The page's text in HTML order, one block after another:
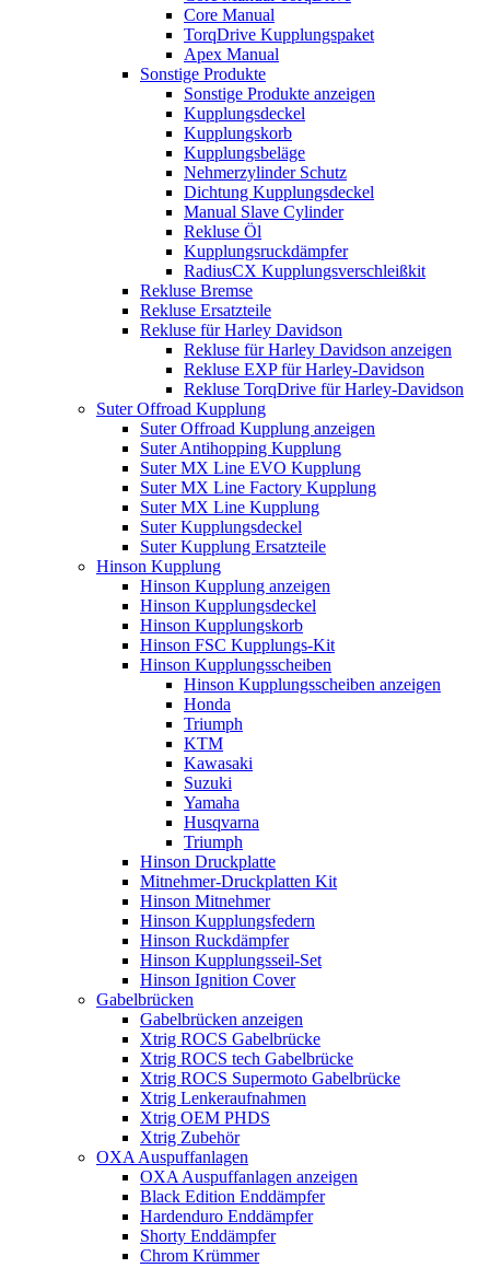
Core Manual
TorqDrive Kupplungspaket
Apex Manual
Sonstige Produkte
Sonstige Produkte anzeigen
Kupplungsdeckel
Kupplungskorb
Kupplungsbeläge
Nehmerzylinder Schutz
Dichtung Kupplungsdeckel
Manual Slave Cylinder
Rekluse Öl
Kupplungsruckdämpfer
RadiusCX Kupplungsverschleißkit
Rekluse Bremse
Rekluse Ersatzteile
Rekluse für Harley Davidson
Rekluse für Harley Davidson anzeigen
Rekluse EXP für Harley-Davidson
Rekluse TorqDrive für Harley-Davidson
Suter Offroad Kupplung
Suter Offroad Kupplung anzeigen
Suter Antihopping Kupplung
Suter MX Line EVO Kupplung
Suter MX Line Factory Kupplung
Suter MX Line Kupplung
Suter Kupplungsdeckel
Suter Kupplung Ersatzteile
Hinson Kupplung
Hinson Kupplung anzeigen
Hinson Kupplungsdeckel
Hinson Kupplungskorb
Hinson FSC Kupplungs-Kit
Hinson Kupplungsscheiben
Hinson Kupplungsscheiben anzeigen
Honda
Triumph
KTM
Kawasaki
Suzuki
Yamaha
Husqvarna
Triumph
Hinson Druckplatte
Mitnehmer-Druckplatten Kit
Hinson Mitnehmer
Hinson Kupplungsfedern
Hinson Ruckdämpfer
Hinson Kupplungsseil-Set
Hinson Ignition Cover
Gabelbrücken
Gabelbrücken anzeigen
Xtrig ROCS Gabelbrücke
Xtrig ROCS tech Gabelbrücke
Xtrig ROCS Supermoto Gabelbrücke
Xtrig Lenkeraufnahmen
Xtrig OEM PHDS
Xtrig Zubehör
OXA Auspuffanlagen
OXA Auspuffanlagen anzeigen
Black Edition Enddämpfer
Hardenduro Enddämpfer
Shorty Enddämpfer
Chrom Krümmer